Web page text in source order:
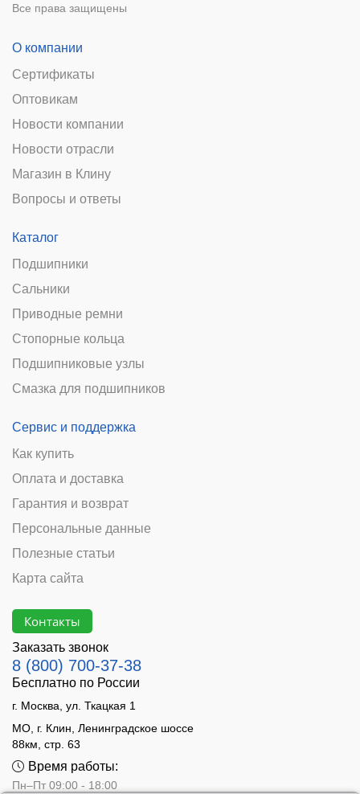
Все права защищены
О компании
Сертификаты
Оптовикам
Новости компании
Новости отрасли
Магазин в Клину
Вопросы и ответы
Каталог
Подшипники
Сальники
Приводные ремни
Стопорные кольца
Подшипниковые узлы
Смазка для подшипников
Сервис и поддержка
Как купить
Оплата и доставка
Гарантия и возврат
Персональные данные
Полезные статьи
Карта сайта
Контакты
Заказать звонок
8 (800) 700-37-38
Бесплатно по России
г. Москва, ул. Ткацкая 1
МО, г. Клин, Ленинградское шоссе
88км, стр. 63
Время работы:
Пн–Пт 09:00 - 18:00